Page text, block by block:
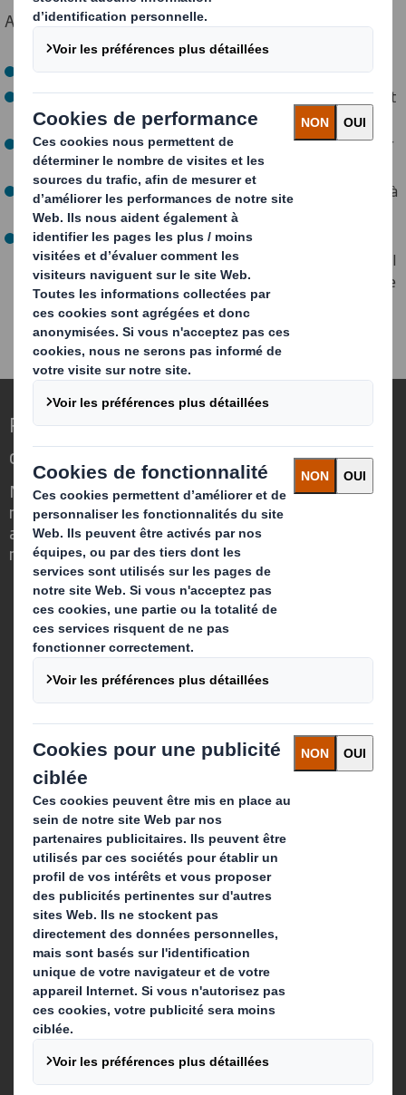
Au programme :
Accueil des visiteurs pour les répartir par groupe
Visite papeterie, extérieur, cartonnerie, expéditions et
bureaux pour ceux qui le souhaitaient
Différentes animations avec des lots à gagner : deviner
le poids de la montgolfière par exemple !
Nombreux échanges autour d'espaces de restauration à
la fin des visites
Remise cadeaux pour les enfants : un éléphant en
forme de siège à monter, un avion à monter dans lequel
l'enfant pouvait monter dedans, des petits animaux de
jules vernes en cadeau
Repenser l’emballage pour un monde qui
change
Nous faisons la différence parce que
nous avons su voir en quoi l'emballage
avait un rôle important à jouer dans le
monde qui nous entoure.
Qui sommes-nous ?
A propos
Investisseurs
Développement durable
Actualité
Carrière
Que faisons-nous ?
Solutions d'emballage
Produits de papier
Services de recyclage
Contact